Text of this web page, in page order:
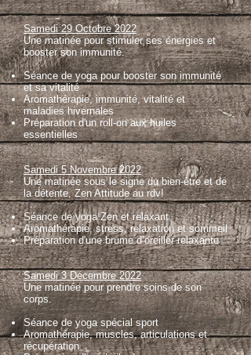
Samedi 29 Octobre 2022
Une matinée pour stimuler ses énergies et
booster son immunité.
Séance de yoga pour booster son immunité
et sa vitalité
Aromathérapie, immunité, vitalité et
maladies hivernales
Préparation d'un roll-on aux huiles
essentielles
Samedi 5 Novembre 2022
Une matinée sous le signe du bien-être et de
la détente, Zen Attitude au rdv!
Séance de yoga Zen et relaxant
Aromathérapie, stress, relaxation et sommeil
Préparation d'une brume d’oreiller relaxante
Samedi 3 Décembre 2022
Une matinée pour prendre soins de son
corps.
Séance de yoga spécial sport
Aromathérapie, muscles, articulations et
récupération